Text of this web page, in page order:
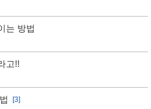
는 방법
고!!
[3]